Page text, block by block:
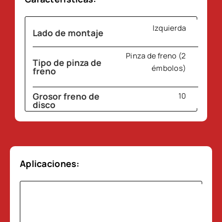
Lado de montaje Izquierda
Tipo de pinza de
freno
Pinza de freno (2
émbolos)
Grosor freno de
disco
10
TRW
Aplicaciones: